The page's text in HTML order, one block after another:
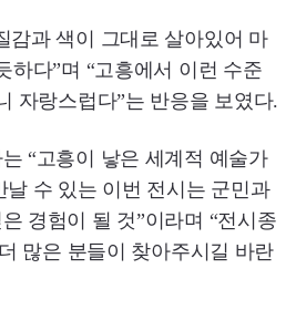
감과 색이 그대로 살아있어 마
하다”며 “고흥에서 이런 수준
자랑스럽다”는 반응을 보였다.
“고흥이 낳은 세계적 예술가
날 수 있는 이번 전시는 군민과
경험이 될 것”이라며 “전시종
많은 분들이 찾아주시길 바란